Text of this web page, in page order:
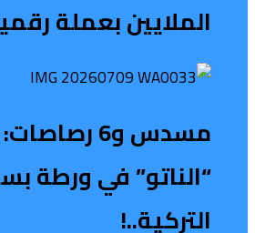
الملايين بعملة
مسدس و6
“الناتو” في ورطة
التركية..!